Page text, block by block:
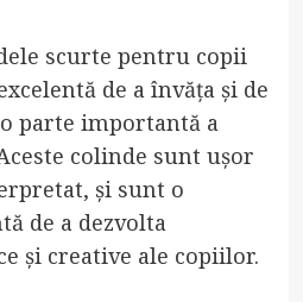
scurte pentru copii
de a învăța și de
parte importantă a
colinde sunt ușor
și sunt o
de a dezvolta
și creative ale copiilor.